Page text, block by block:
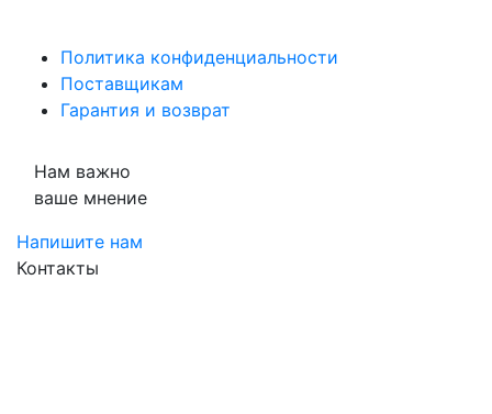
Политика конфиденциальности
Поставщикам
Гарантия и возврат
Нам важно
ваше мнение
Напишите нам
Контакты